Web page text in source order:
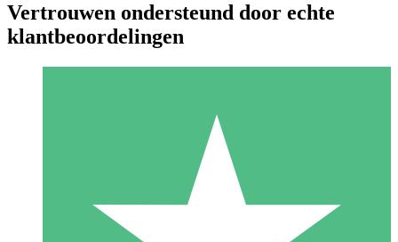
Individuele Creditpakketten
Betaal per gebruik met downloadtegoeden. Geen maandelijkse
Vertrouwen ondersteund door echte
klantbeoordelingen